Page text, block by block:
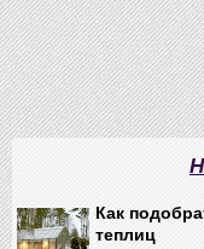
Как
теплиц